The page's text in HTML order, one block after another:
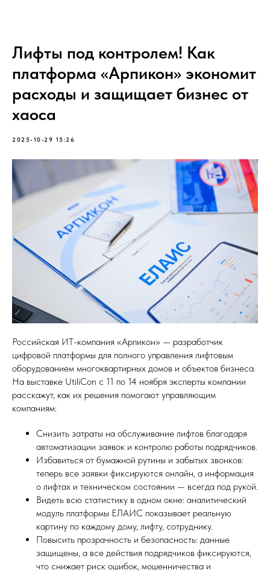
Лифты под контролем! Как
платформа «Арпикон» экономит
расходы и защищает бизнес от
хаоса
2025-10-29 15:26
Российская ИТ-компания «Арпикон» — разработчик
цифровой платформы для полного управления лифтовым
оборудованием многоквартирных домов и объектов бизнеса.
На выставке UtiliCon с 11 по 14 ноября эксперты компании
расскажут, как их решения помогают управляющим
компаниям:
Снизить затраты на обслуживание лифтов благодаря
автоматизации заявок и контролю работы подрядчиков.
Избавиться от бумажной рутины и забытых звонков:
теперь все заявки фиксируются онлайн, а информация
о лифтах и техническом состоянии — всегда под рукой.
Видеть всю статистику в одном окне: аналитический
модуль платформы ЕЛАИС показывает реальную
картину по каждому дому, лифту, сотруднику.
Повысить прозрачность и безопасность: данные
защищены, а все действия подрядчиков фиксируются,
что снижает риск ошибок, мошенничества и